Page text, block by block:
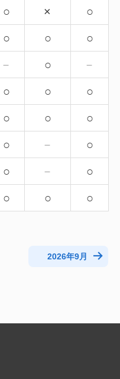
○ × ○
○ ○ ○
－ ○ －
○ ○ ○
○ ○ ○
○ － ○
○ － ○
○ ○ ○
2026年9月